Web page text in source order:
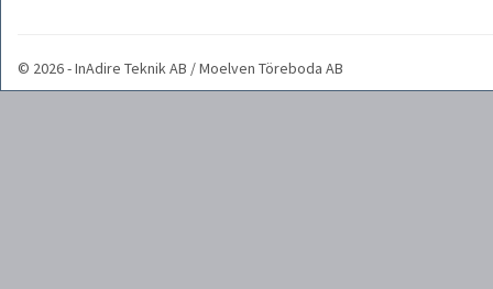
© 2026 - InAdire Teknik AB / Moelven Töreboda AB